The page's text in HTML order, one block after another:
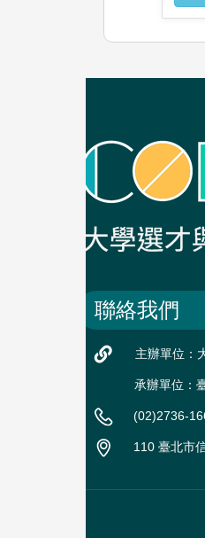
聯絡我們
主辦單位：
承辦單位：
(02)2736-
110 臺北市